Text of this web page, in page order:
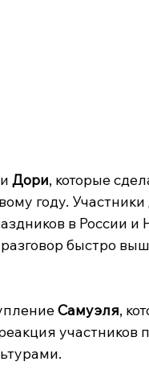
и Дори, которые
году.
в России и
быстро
Самуэля,
участников